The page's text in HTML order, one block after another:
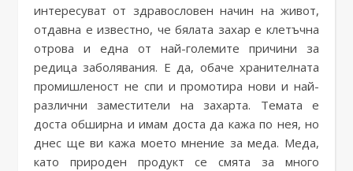
интересуват от здравословен начин на живот,
отдавна е известно, че бялата захар е клетъчна
отрова и една от най-големите причини за
редица заболявания. Е да, обаче хранителната
промишленост не спи и промотира нови и най-
различни заместители на захарта. Темата е
доста обширна и имам доста да кажа по нея, но
днес ще ви кажа моето мнение за меда. Меда,
като природен продукт се смята за много